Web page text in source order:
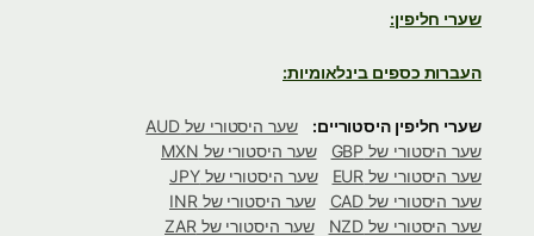
שערי חליפין:
העברות כספים בינלאומיות:
שערי חליפין היסטוריים:
שער היסטורי של AUD
שער היסטורי של GBP
שער היסטורי של MXN
שער היסטורי של EUR
שער היסטורי של JPY
שער היסטורי של CAD
שער היסטורי של INR
שער היסטורי של NZD
שער היסטורי של ZAR